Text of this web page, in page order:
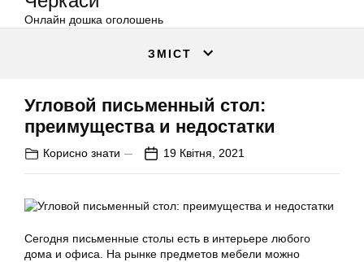
Онлайн дошка оголошень
ЗМІСТ
Угловой письменный стол:
преимущества и недостатки
Корисно знати 19 Квітня, 2021
Сегодня письменные столы есть в интерьере любого
дома и офиса. На рынке предметов мебели можно